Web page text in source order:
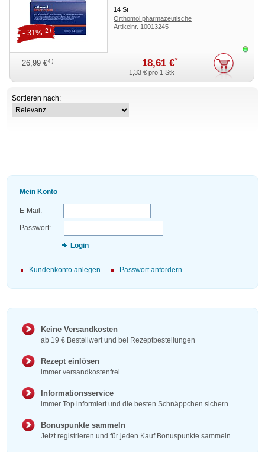
14 St
Orthomol pharmazeutische
Artikelnr. 10013245
26,99 €4) 18,61 €*
- 31%2)
1,33 €pro 1 Stk
Sortieren nach:
Mein Konto
E-Mail:
Passwort:
Login
Kundenkonto anlegen Passwort anfordern
Keine Versandkosten
ab 19 € Bestellwert und bei Rezeptbestellungen
Rezept einlösen
immer versandkostenfrei
Informationsservice
immer Top informiert und die besten Schnäppchen sichern
Bonuspunkte sammeln
Jetzt registrieren und für jeden Kauf Bonuspunkte sammeln